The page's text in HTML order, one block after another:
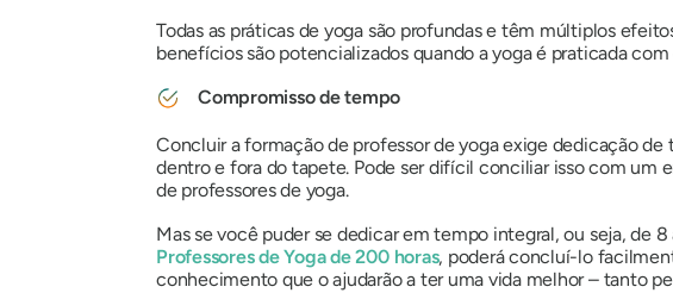
Todas as práticas de yoga são profundas e têm múltiplos
benefícios são potencializados quando a yoga é praticada
Compromisso de tempo
Concluir a formação de professor de yoga exige dedicação
dentro e fora do tapete. Pode ser difícil conciliar isso com um
de professores de yoga.
Mas se você puder se dedicar em tempo integral, ou seja, de
Professores de Yoga de 200 horas, poderá concluí-lo
conhecimento que o ajudarão a ter uma vida melhor – tanto